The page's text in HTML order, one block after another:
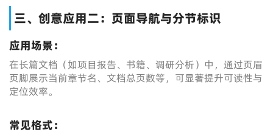
三、创意应用二：页面导航与分节标识
应用场景：
在长篇文档（如项目报告、书籍、调研分析）中，通过页眉
页脚展示当前章节名、文档总页数等，可显著提升可读性与
定位效率。
常见格式：